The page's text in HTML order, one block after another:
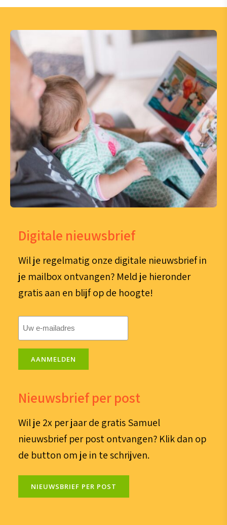
Digitale nieuwsbrief
Wil je regelmatig onze digitale nieuwsbrief in
je mailbox ontvangen? Meld je hieronder
gratis aan en blijf op de hoogte!
AANMELDEN
Nieuwsbrief per post
Wil je 2x per jaar de gratis Samuel
nieuwsbrief per post ontvangen? Klik dan op
de button om je in te schrijven.
NIEUWSBRIEF PER POST